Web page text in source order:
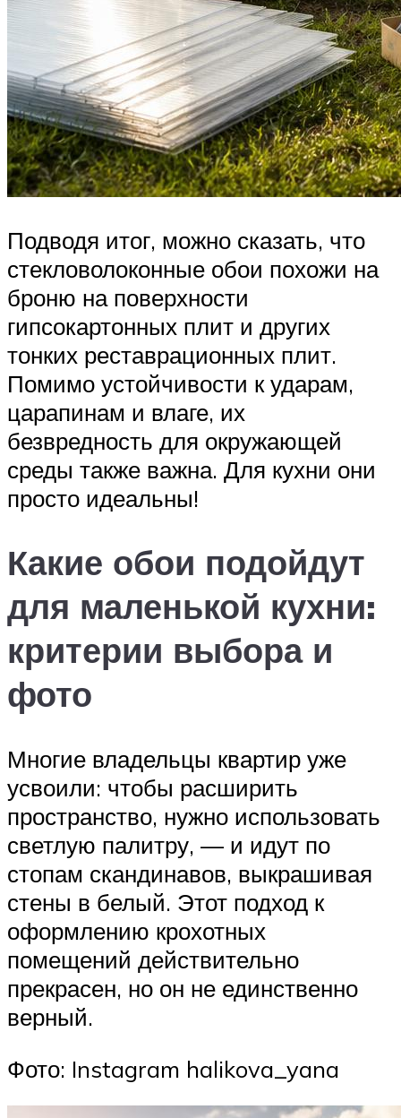
Подводя итог, можно сказать, что
стекловолоконные обои похожи на
броню на поверхности
гипсокартонных плит и других
тонких реставрационных плит.
Помимо устойчивости к ударам,
царапинам и влаге, их
безвредность для окружающей
среды также важна. Для кухни они
просто идеальны!
Какие обои подойдут
для маленькой кухни:
критерии выбора и
фото
Многие владельцы квартир уже
усвоили: чтобы расширить
пространство, нужно использовать
светлую палитру, — и идут по
стопам скандинавов, выкрашивая
стены в белый. Этот подход к
оформлению крохотных
помещений действительно
прекрасен, но он не единственно
верный.
Фото: Instagram halikova_yana